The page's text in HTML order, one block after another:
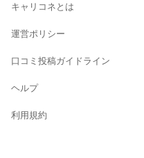
キャリコネとは
運営ポリシー
口コミ投稿ガイドライン
ヘルプ
利用規約